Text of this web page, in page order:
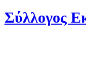
Σύλλογος